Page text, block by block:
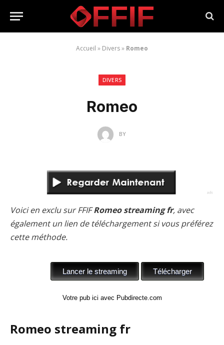
Accueil » Divers» Romeo
DIVERS
Romeo
BY
Voici en exclu sur FFIFRomeo streaming fr, avec
également un lien de téléchargement si vous préférez
cette méthode.
Votre pub ici avec Pubdirecte.com
Romeo streaming fr